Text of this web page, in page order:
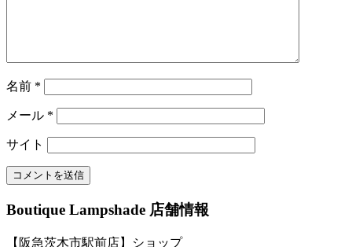
名前 *
メール *
サイト
Boutique Lampshade 店舗情報
【阪急茨木市駅前店】ショップ